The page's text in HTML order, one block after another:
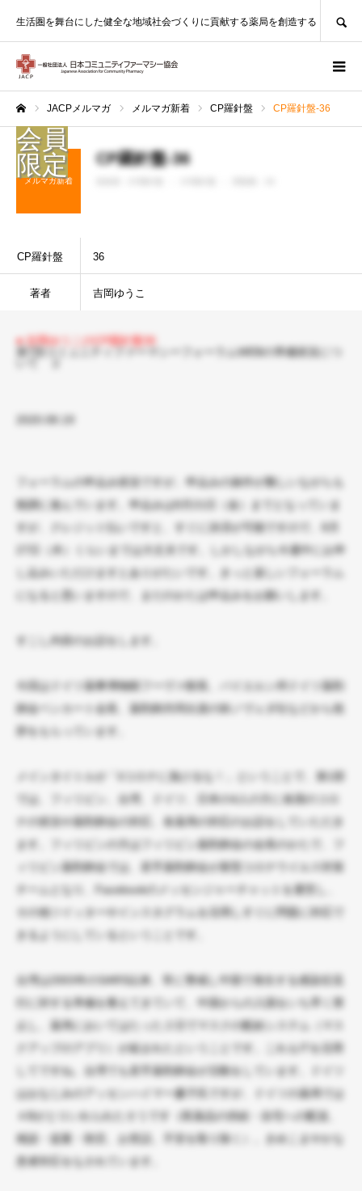
生活圏を舞台にした健全な地域社会づくりに貢献する薬局を創造する
JACPメルマガ メルマガ新着 CP羅針盤 CP羅針盤-36
メルマガ新着
CP羅針盤-36
CP羅針盤 36
著者 吉岡ゆうこ
● 吉岡ゆうこのCP羅針盤36
第7回コミュニティファーマシーフォーラムWEBの準備状況につ
2020.08.19
フォーラムの申込み状況ですが、申込みの操作が難しいながらも
順調に進んでいます。申込みは8月21日（金）までとなっていま
すが、クレジット払いですと、すぐに決済が可能ですので、8月
27日（木）くらいまでは大丈夫です。しかしながら今週中にお申
し込みいただけますとありがたいです。きっと楽しいフォーラム
になると思いますので、まだのかたは申込みをお願いします。
すこし内容のお話をします。
今回はドイツ薬事博物館フーヴァ館長、バイエルン州ドイツ薬剤
師会ベンカート会長、薬剤師共同出資の卸ノヴェダ社などから祝
辞をもらっています。
メインタイトルが「♯コロナに負けるな！」ということで、第1部
では、フィリピン、台湾、ドイツ、日本の4人の方に各国のコロ
ナの状況や薬剤師会の対応、各薬局の対応のお話をしていただき
ます。フィリピンの方はフィリピン薬剤師会の会長のかたで、フ
ィリピン薬剤師会では、若手薬剤師会が新型コロナウイルス対策
チームとなり、Facebookのメッセンジャーチャットを運営し、
その他ツイッターやインスタグラムを活用しすぐに問題に対応で
きるようにしているということです。
台湾は2003年のSARS以来、常に警戒し中国で発生する感染症流
行に対する準備を整えてきていて、中国からの入国をいち早く禁
止し、薬局においてはたった２日でマスクの配給システム（マス
クアップのアプリ）が組まれたということです。これもITを活用
してですね。台湾でも若手薬剤師会が活動をしています。ドイツ
はおなじみのアッセンハイマー慶子氏ですが、ドイツの薬局では
４Bがとりいれられたそうです（医薬品の供給・自宅への配送、
相談・提案・助言、お世話、不安を取り除く）。きめこまやかな
患者対応をなされています。